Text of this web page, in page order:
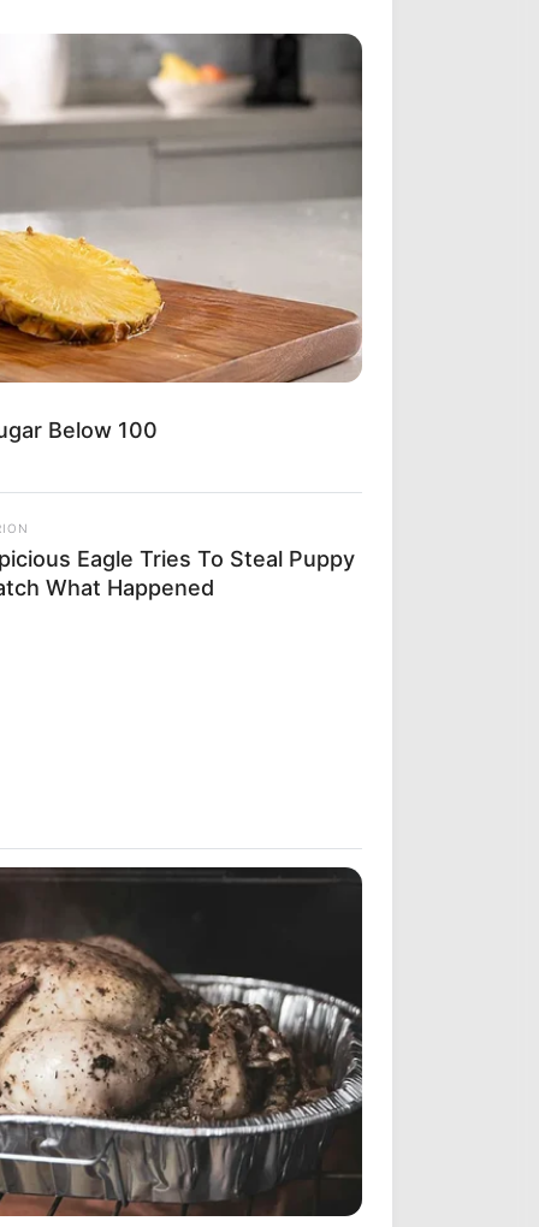
Below 100
Eagle Tries To Steal Puppy
What Happened